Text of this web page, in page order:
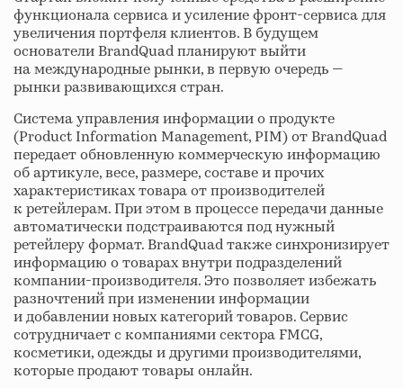
функционала сервиса и усиление фронт-сервиса для
увеличения портфеля клиентов. В будущем
основатели BrandQuad планируют выйти
на международные рынки, в первую очередь —
рынки развивающихся стран.
Система управления информации о продукте
(Product Information Management, PIM) от BrandQuad
передает обновленную коммерческую информацию
об артикуле, весе, размере, составе и прочих
характеристиках товара от производителей
к ретейлерам. При этом в процессе передачи данные
автоматически подстраиваются под нужный
ретейлеру формат. BrandQuad также синхронизирует
информацию о товарах внутри подразделений
компании-производителя. Это позволяет избежать
разночтений при изменении информации
и добавлении новых категорий товаров. Сервис
сотрудничает с компаниями сектора FMCG,
косметики, одежды и другими производителями,
которые продают товары онлайн.